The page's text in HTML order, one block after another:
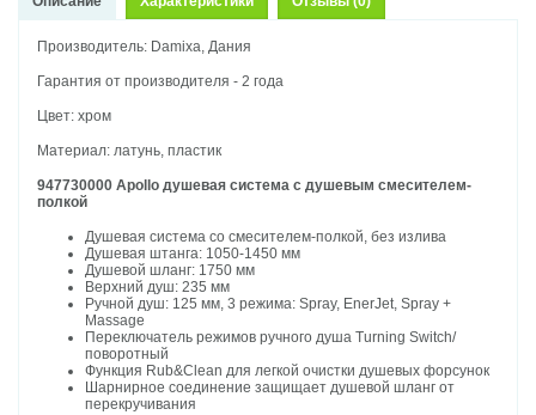
Производитель: Damixa, Дания
Гарантия от производителя - 2 года
Цвет: хром
Материал: латунь, пластик
947730000 Apollo душевая система с душевым смесителем-
полкой
Душевая система со смесителем-полкой, без излива
Душевая штанга: 1050-1450 мм
Душевой шланг: 1750 мм
Верхний душ: 235 мм
Ручной душ: 125 мм, 3 режима: Spray, EnerJet, Spray +
Massage
Переключатель режимов ручного душа Turning Switch/
поворотный
Функция Rub&Clean для легкой очистки душевых форсунок
Шарнирное соединение защищает душевой шланг от
перекручивания